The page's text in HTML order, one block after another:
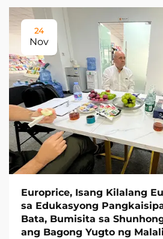
24
Nov
Europrice, Isang Kilalang
sa Edukasyong
Bata, Bumisita sa
ang Bagong Yugto ng